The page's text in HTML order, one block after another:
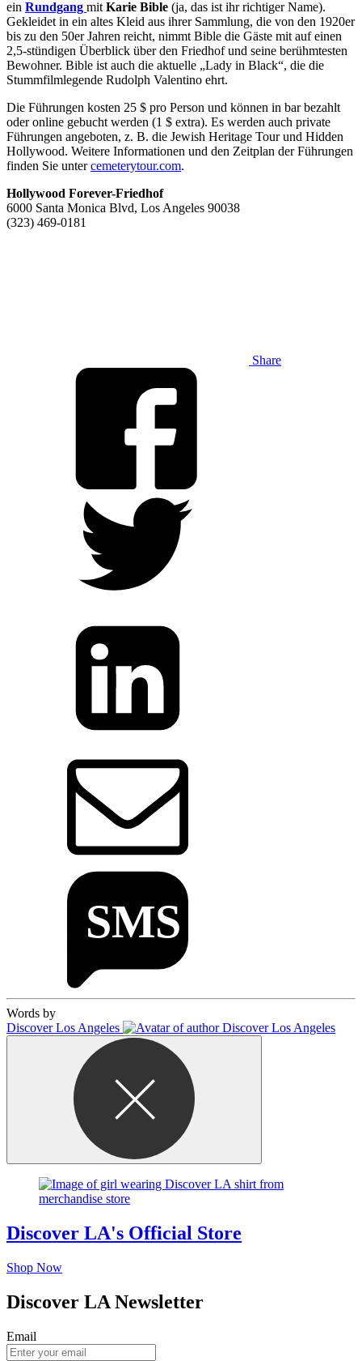
ein Rundgang mit Karie Bible (ja, das ist ihr richtiger Name).
Gekleidet in ein altes Kleid aus ihrer Sammlung, die von den 1920er
bis zu den 50er Jahren reicht, nimmt Bible die Gäste mit auf einen
2,5-stündigen Überblick über den Friedhof und seine berühmtesten
Bewohner. Bible ist auch die aktuelle „Lady in Black“, die die
Stummfilmlegende Rudolph Valentino ehrt.
Die Führungen kosten 25 $ pro Person und können in bar bezahlt
oder online gebucht werden (1 $ extra). Es werden auch private
Führungen angeboten, z. B. die Jewish Heritage Tour und Hidden
Hollywood. Weitere Informationen und den Zeitplan der Führungen
finden Sie untercemeterytour.com.
Hollywood Forever-Friedhof
6000 Santa Monica Blvd, Los Angeles 90038
(323) 469-0181
Share
Words by
Discover Los Angeles
Discover LA's Official Store
Shop Now
Discover LA Newsletter
Email